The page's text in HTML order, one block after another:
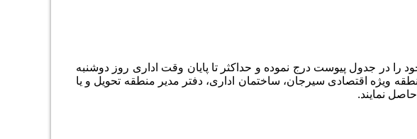
در جدول پیوست درج نموده و حداکثر تا پایان وقت اداری روز دوشنبه
کیلومتر ۳ جاده شهر بابک منطقه ویژه اقتصادی سیرجان، ساختمان اداری، دفتر مدیر منطقه تحویل و یا